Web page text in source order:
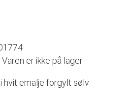
er ikke på lager
hvit emalje forgylt sølv